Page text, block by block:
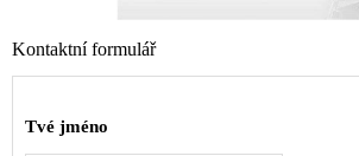
Kontaktní formulář
Tvé jméno